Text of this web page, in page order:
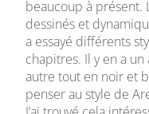
beaucoup à présent.
dessinés et
a essayé différents
chapitres. Il y en a
autre tout en noir et
penser au style de